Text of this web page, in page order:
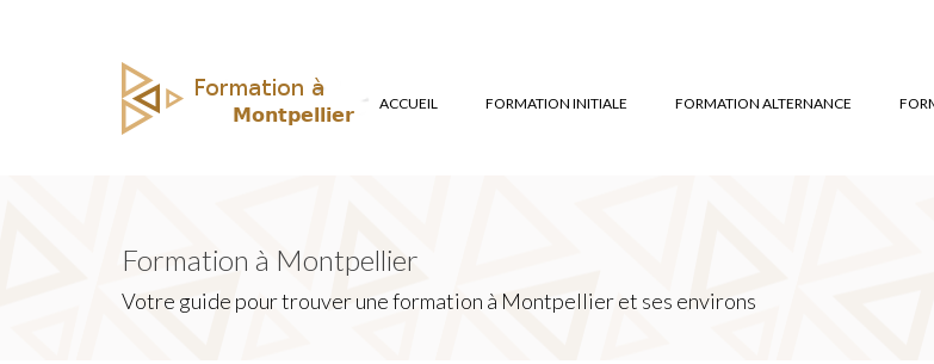
ACCUEIL FORMATION INITIALE FORMATION ALTERNANCE
Formation à Montpellier
Votre guide pour trouver une formation à Montpellier et ses environs